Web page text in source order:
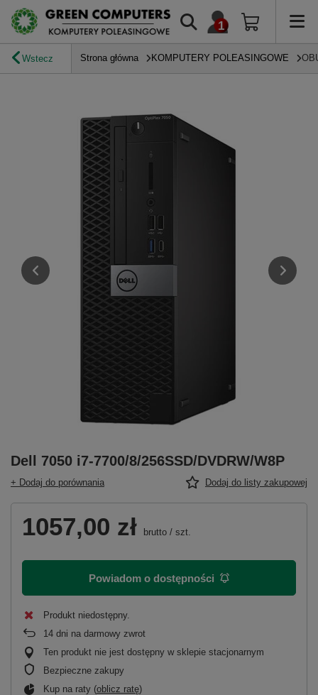
Wstecz Strona główna KOMPUTERY POLEASINGOWE
Dell 7050 i7-7700/8/256SSD/DVDRW/W8P
+ Dodaj do porównania Dodaj do listy zakupowej
1057,00 zł brutto / szt.
Powiadom o dostępności
Produkt niedostępny
14 dni na darmowy zwrot
Ten produkt nie jest dostępny w sklepie stacjonarnym
Bezpieczne zakupy
Kup na raty (oblicz ratę)